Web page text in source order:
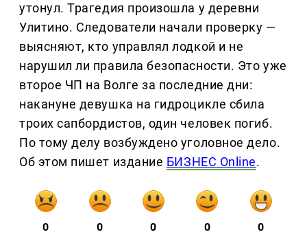
утонул. Трагедия произошла у деревни
Улитино. Следователи начали проверку —
выясняют, кто управлял лодкой и не
нарушил ли правила безопасности. Это уже
второе ЧП на Волге за последние дни:
накануне девушка на гидроцикле сбила
троих сапбордистов, один человек погиб.
По тому делу возбуждено уголовное дело.
Об этом пишет издание БИЗНЕС Online.
0 0 0 0 0